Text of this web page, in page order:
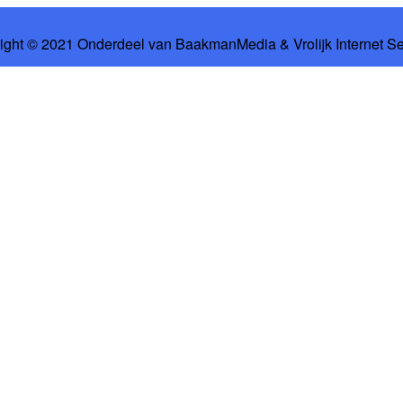
© 2021 Onderdeel van BaakmanMedia& Vrolijk Internet